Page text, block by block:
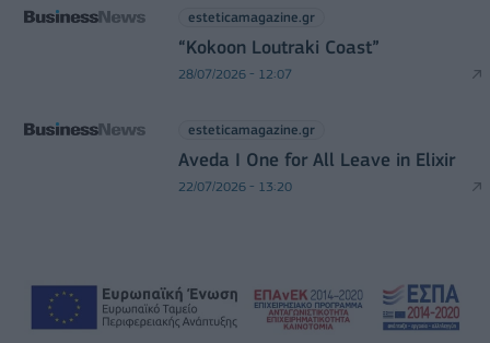
esteticamagazine.gr
“Kokoon Loutraki Coast”
28/07/2026 - 12:07
esteticamagazine.gr
Aveda I One for All Leave in Elixir
22/07/2026 - 13:20